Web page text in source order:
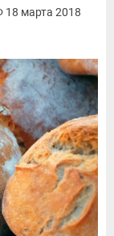
18 марта 2018